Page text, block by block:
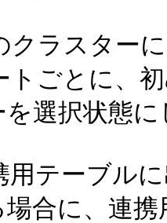
クラスター
トごとに、
選択状態に
用テー
場合に、連